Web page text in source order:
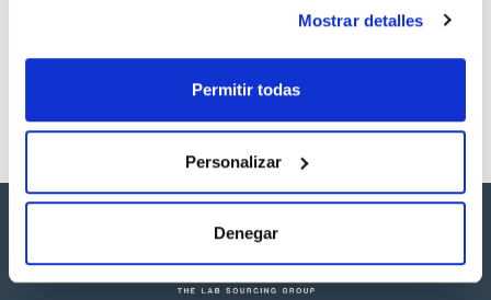
Mostrar detalles
Permitir todas
Personalizar
Denegar
purificados por UCT según estándares exigentes de pureza
sellan con un tapón de PTFE y se engarzan para mantener
ampollas de vidrio selladas en una atmósfera inerte.
conversión tioles, hidroxilos y aminas, en tioésteres, ésteres
formar compuestos que cromatografíen mejor que la
listos para una entrega inmediata.